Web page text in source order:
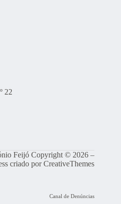
22
Feijó Copyright © 2026 –
criado porCreativeThemes
Canal de Denúncias